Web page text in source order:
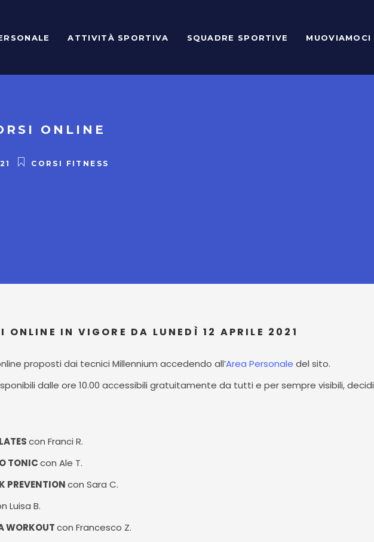
ATTIVITÀ SPORTIVA SQUADRE SPORTIVE MUOVIAMOCI
ONLINE
CORSI FITNESS
ONLINE IN VIGORE DA LUNEDÌ 12 APRILE 2021
proposti dai tecnici Millennium accedendo all’Area Personale del sito.
dalle ore 10.00 accessibili gratuitamente da tutti e per sempre visibili,
con Franci R.
TONICcon Ale T.
PREVENTIONcon Sara C.
Luisa B.
WORKOUTcon Francesco Z.